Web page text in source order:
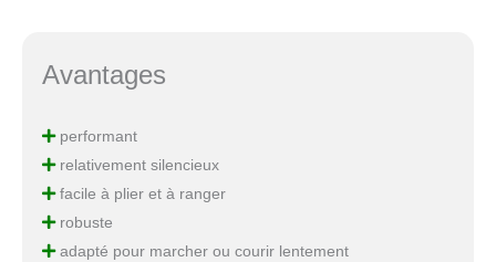
Avantages
performant
relativement silencieux
facile à plier et à ranger
robuste
adapté pour marcher ou courir lentement